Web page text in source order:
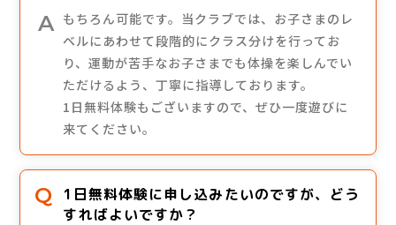
もちろん可能です。当クラブでは、お子さまのレ
ベルにあわせて段階的にクラス分けを行ってお
り、運動が苦手なお子さまでも体操を楽しんでい
ただけるよう、丁寧に指導しております。
1日無料体験もございますので、ぜひ一度遊びに
来てください。
1日無料体験に申し込みたいのですが、どう
すればよいですか？